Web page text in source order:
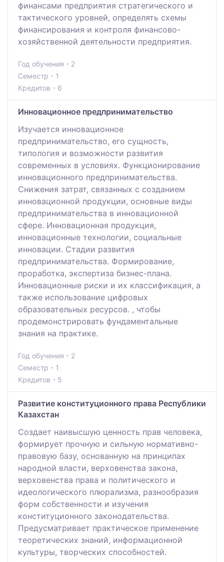
финансами предприятия стратегического и
тактического уровней, определять схемы
финансирования и контроля финансово-
хозяйственной деятельности предприятия.
Год обучения - 2
Семестр - 1
Кредитов - 6
Инновационное предпринимательство
Изучается инновационное
предпринимательство, его сущность,
типология и возможности развития
современных в условиях. Функционирование
инновационного предпринимательства.
Снижения затрат, связанных с созданием
инновационной продукции, основные виды
предпринимательства в инновационной
сфере. Инновационная продукция,
инновационные технологии, социальные
инновации. Стадии развития
предпринимательства. Формирование,
проработка, экспертиза бизнес-плана.
Инновационные риски и их классификация, а
также использование цифровых
образовательных ресурсов. , чтобы
продемонстрировать фундаментальные
знания на практике.
Год обучения - 2
Семестр - 1
Кредитов - 5
Развитие конституционного права Республики
Казахстан
Создает наивысшую ценность прав человека,
формирует прочную и сильную нормативно-
правовую базу, основанную на принципах
народной власти, верховенства закона,
верховенства права и политического и
идеологического плюрализма, разнообразия
форм собственности и изучения
конституционного законодательства.
Предусматривает практическое применение
теоретических знаний, информационной
культуры, творческих способностей.